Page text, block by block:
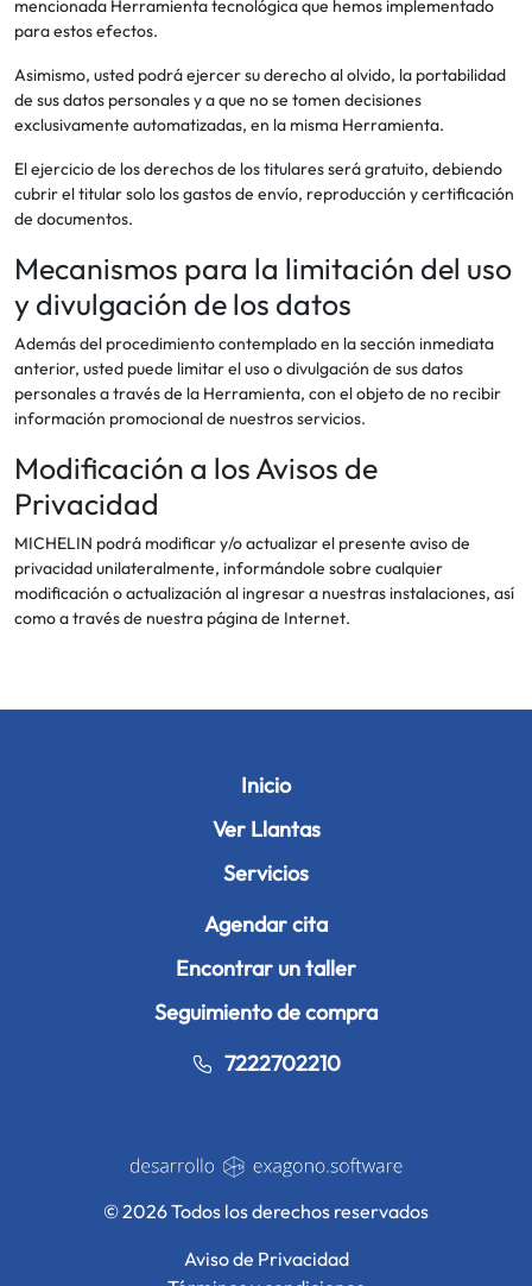
mencionada Herramienta tecnológica que hemos implementado
para estos efectos.
Asimismo, usted podrá ejercer su derecho al olvido, la portabilidad
de sus datos personales y a que no se tomen decisiones
exclusivamente automatizadas, en la misma Herramienta.
El ejercicio de los derechos de los titulares será gratuito, debiendo
cubrir el titular solo los gastos de envío, reproducción y certificación
de documentos.
Mecanismos para la limitación del uso
y divulgación de los datos
Además del procedimiento contemplado en la sección inmediata
anterior, usted puede limitar el uso o divulgación de sus datos
personales a través de la Herramienta, con el objeto de no recibir
información promocional de nuestros servicios.
Modificación a los Avisos de
Privacidad
MICHELIN podrá modificar y/o actualizar el presente aviso de
privacidad unilateralmente, informándole sobre cualquier
modificación o actualización al ingresar a nuestras instalaciones, así
como a través de nuestra página de Internet.
Inicio
Ver Llantas
Servicios
Agendar cita
Encontrar un taller
Seguimiento de compra
7222702210
© 2026 Todos los derechos reservados
Aviso de Privacidad